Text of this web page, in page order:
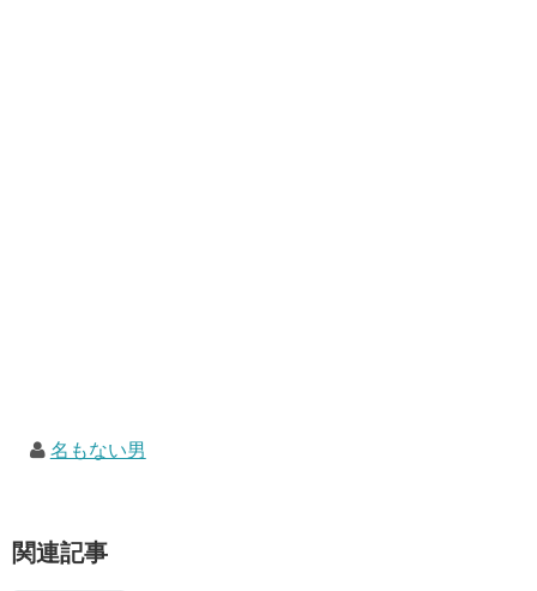
名もない男
関連記事